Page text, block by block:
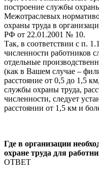
построение службы
Межотраслевых
охраны труда в
РФ от 22.01.2001 № 10.
Так, в соответствии с п.
численности работников
отдельные
(как в Вашем случае –
расстояние от 0,5 до 1,5
службы охраны труда,
численности, следует
расстоянии от 1,5 км и
Где в организации
охране труда для
ОТВЕТ